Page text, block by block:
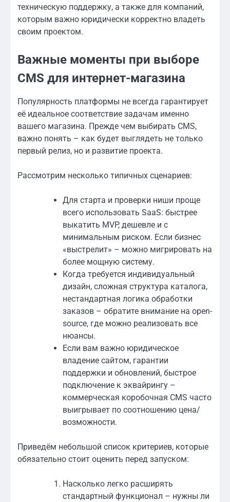
техническую поддержку, а также для компаний,
которым важно юридически корректно владеть
своим проектом.
Важные моменты при выборе
CMS для интернет-магазина
Популярность платформы не всегда гарантирует
её идеальное соответствие задачам именно
вашего магазина. Прежде чем выбирать CMS,
важно понять – как будет выглядеть не только
первый релиз, но и развитие проекта.
Рассмотрим несколько типичных сценариев:
Для старта и проверки ниши проще
всего использовать SaaS: быстрее
выкатить MVP, дешевле и с
минимальным риском. Если бизнес
«выстрелит» – можно мигрировать на
более мощную систему.
Когда требуется индивидуальный
дизайн, сложная структура каталога,
нестандартная логика обработки
заказов – обратите внимание на open-
source, где можно реализовать все
нюансы.
Если вам важно юридическое
владение сайтом, гарантии
поддержки и обновлений, быстрое
подключение к эквайрингу –
коммерческая коробочная CMS часто
выигрывает по соотношению цена/
возможности.
Приведём небольшой список критериев, которые
обязательно стоит оценить перед запуском:
Насколько легко расширять
стандартный функционал – нужны ли